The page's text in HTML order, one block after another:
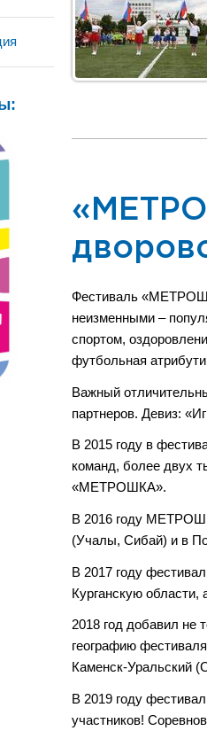
Фестиваль
неизменными –
спортом,
футбольная
Важный
партнеров. Девиз:
В 2015 году в
команд, более двух
«МЕТРОШКА».
В 2016 году
(Учалы, Сибай) и в
В 2017 году
Курганскую
2018 год добавил не
географию
Каменск-Уральский
В 2019 году
участников!